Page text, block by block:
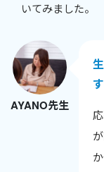
いてみました。
AYANO先生
す